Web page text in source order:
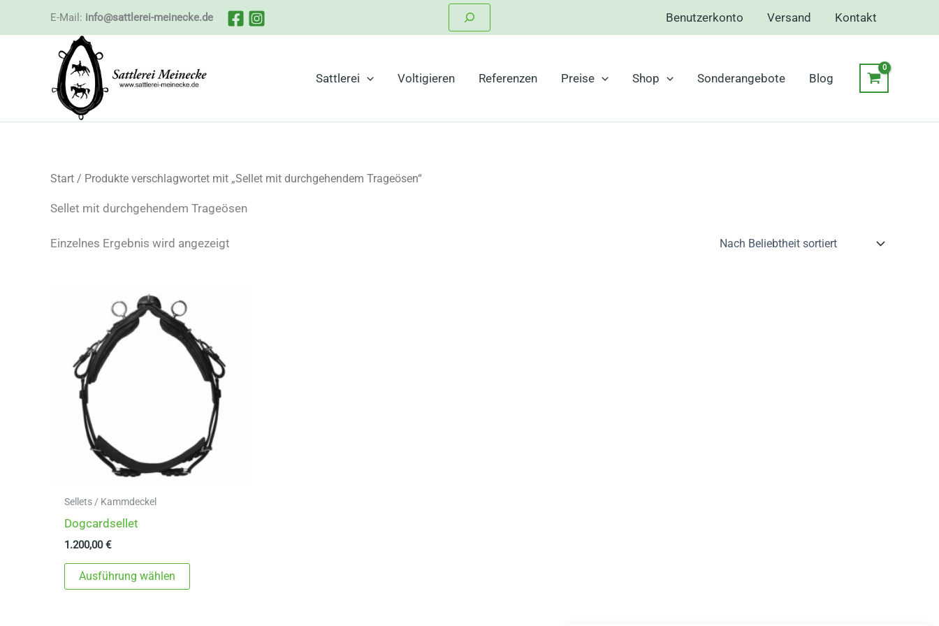
E-Mail: info@sattlerei-meinecke.de Benutzerkonto Versand Kontakt
Sattlerei Voltigieren Referenzen Preise Shop Sonderangebote Blog
Start / Produkte verschlagwortet mit „Sellet mit durchgehendem Trageösen“
Sellet mit durchgehendem Trageösen
Einzelnes Ergebnis wird angezeigt
Sellets / Kammdeckel
Dogcardsellet
1.200,00€
Ausführung wählen
Dieses
Produkt